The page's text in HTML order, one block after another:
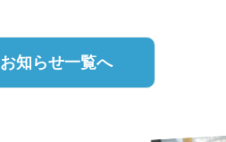
お知らせ一覧へ